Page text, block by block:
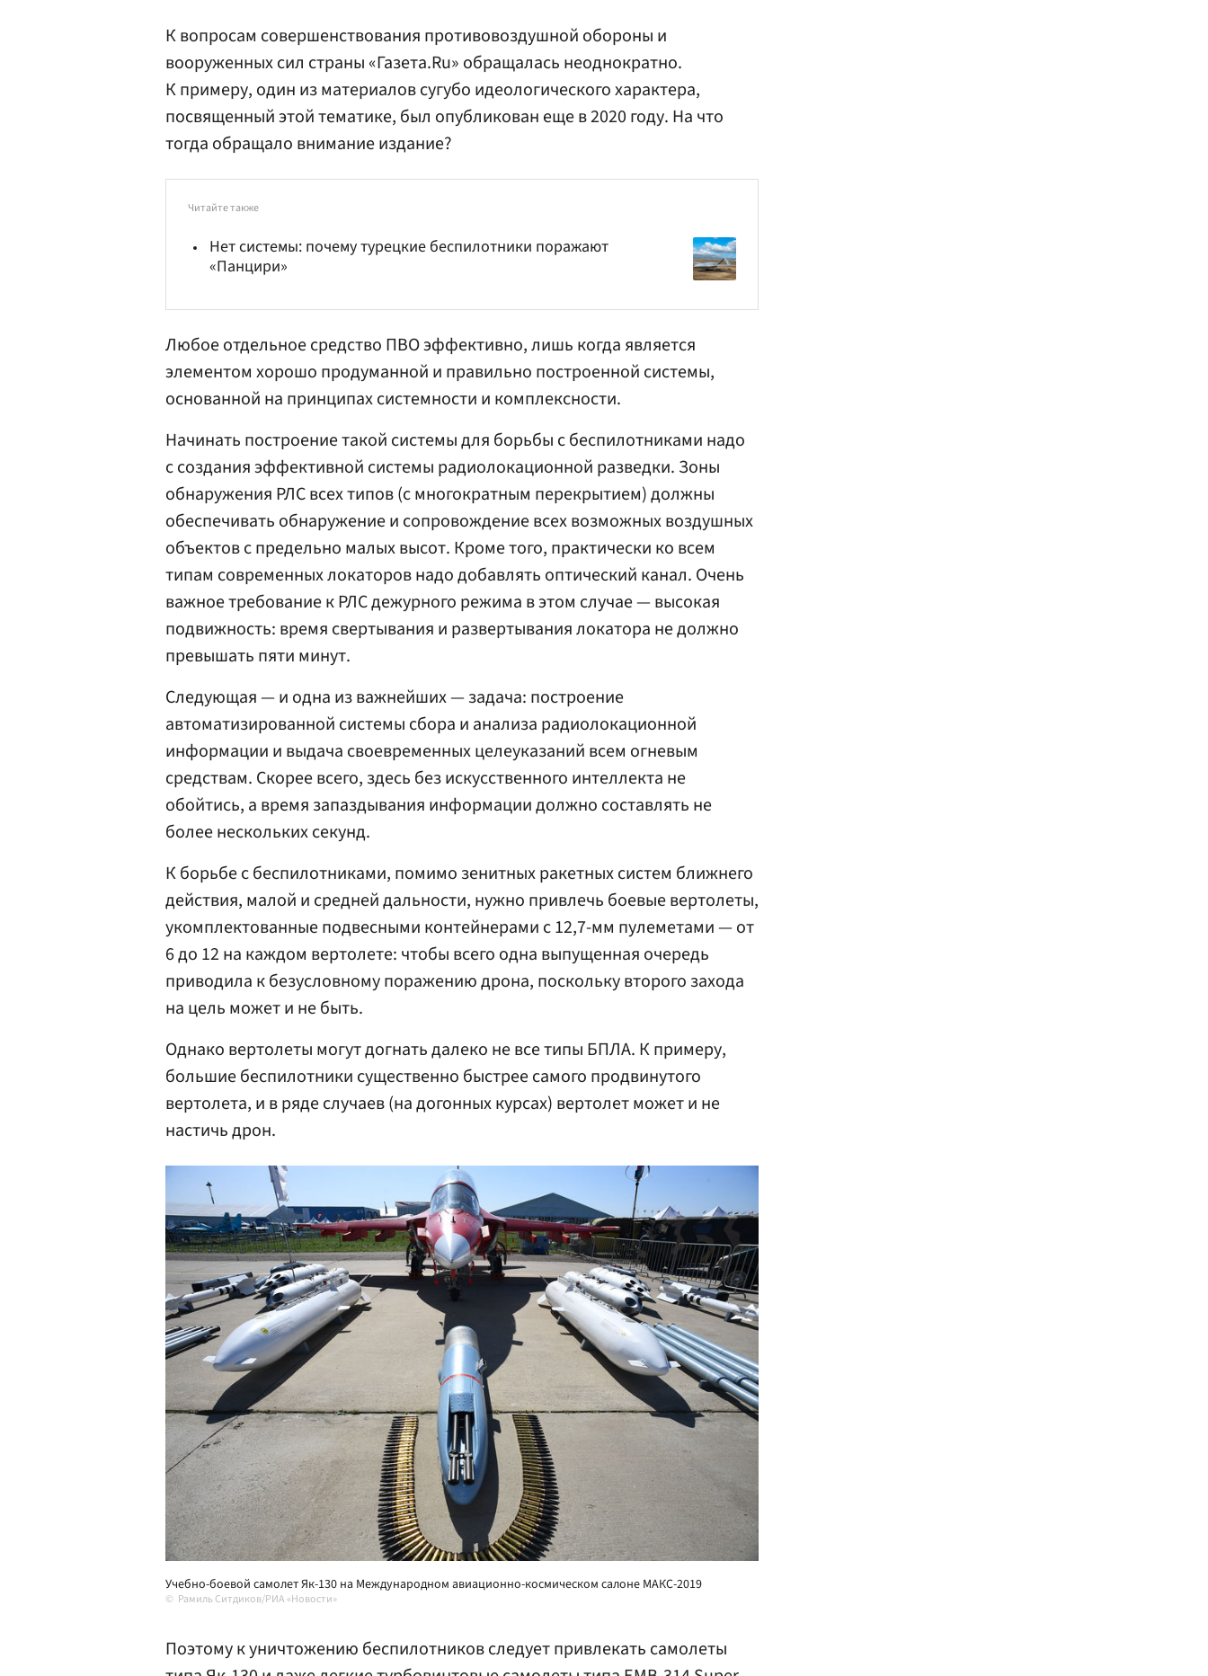
К вопросам совершенствования противовоздушной обороны и
вооруженных сил страны «Газета.Ru» обращалась неоднократно.
К примеру, один из материалов сугубо идеологического характера,
посвященный этой тематике, был опубликован еще в 2020 году. На что
тогда обращало внимание издание?
Читайте также
Нет системы: почему турецкие беспилотники поражают
«Панцири»
Любое отдельное средство ПВО эффективно, лишь когда является
элементом хорошо продуманной и правильно построенной системы,
основанной на принципах системности и комплексности.
Начинать построение такой системы для борьбы с беспилотниками надо
с создания эффективной системы радиолокационной разведки. Зоны
обнаружения РЛС всех типов (с многократным перекрытием) должны
обеспечивать обнаружение и сопровождение всех возможных воздушных
объектов с предельно малых высот. Кроме того, практически ко всем
типам современных локаторов надо добавлять оптический канал. Очень
важное требование к РЛС дежурного режима в этом случае — высокая
подвижность: время свертывания и развертывания локатора не должно
превышать пяти минут.
Следующая — и одна из важнейших — задача: построение
автоматизированной системы сбора и анализа радиолокационной
информации и выдача своевременных целеуказаний всем огневым
средствам. Скорее всего, здесь без искусственного интеллекта не
обойтись, а время запаздывания информации должно составлять не
более нескольких секунд.
К борьбе с беспилотниками, помимо зенитных ракетных систем ближнего
действия, малой и средней дальности, нужно привлечь боевые вертолеты,
укомплектованные подвесными контейнерами с 12,7-мм пулеметами — от
6 до 12 на каждом вертолете: чтобы всего одна выпущенная очередь
приводила к безусловному поражению дрона, поскольку второго захода
на цель может и не быть.
Однако вертолеты могут догнать далеко не все типы БПЛА. К примеру,
большие беспилотники существенно быстрее самого продвинутого
вертолета, и в ряде случаев (на догонных курсах) вертолет может и не
настичь дрон.
Учебно-боевой самолет Як-130 на Международном авиационно-космическом салоне МАКС-2019
Рамиль Ситдиков/РИА «Новости»
Поэтому к уничтожению беспилотников следует привлекать самолеты